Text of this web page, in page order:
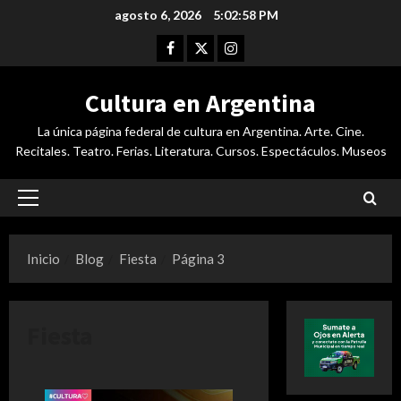
agosto 6, 2026 5:02:59 PM
Facebook
TwitterInstagram
Cultura en Argentina
La única página federal de cultura en Argentina. Arte. Cine.
Recitales. Teatro. Ferias. Literatura. Cursos. Espectáculos. Museos
Menú
Inicio
Blog Fiesta Página 3